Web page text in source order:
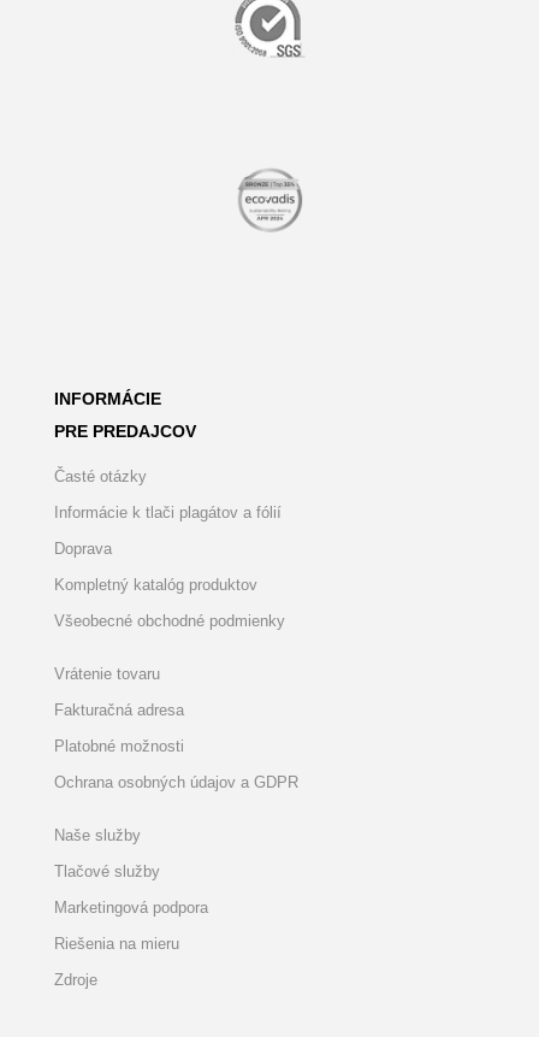
INFORMÁCIE
PRE PREDAJCOV
Časté otázky
Informácie k tlači plagátov a fólií
Doprava
Kompletný katalóg produktov
Všeobecné obchodné podmienky
Vrátenie tovaru
Fakturačná adresa
Platobné možnosti
Ochrana osobných údajov a GDPR
Naše služby
Tlačové služby
Marketingová podpora
Riešenia na mieru
Zdroje